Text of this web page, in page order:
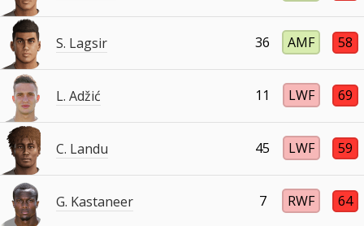
S. Lagsir 36 AMF 58
L. Adžić 11 LWF 69
C. Landu 45 LWF 59
G. Kastaneer 7 RWF 64